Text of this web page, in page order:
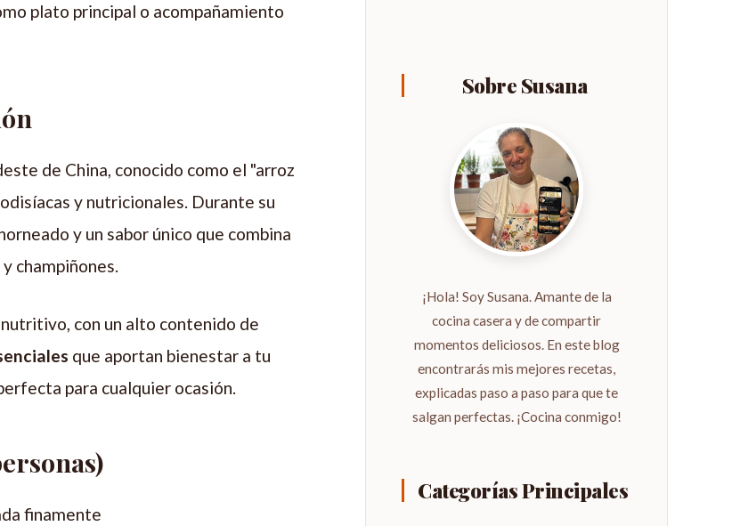
plato principal o acompañamiento
de China, conocido como el "arroz
y nutricionales. Durante su
y un sabor único que combina
champiñones.
con un alto contenido de
que aportan bienestar a tu
para cualquier ocasión.
finamente
Sobre Susana
¡Hola! Soy Susana. Amante de la
cocina casera y de compartir
momentos deliciosos. En este blog
encontrarás mis mejores recetas,
explicadas paso a paso para que te
salgan perfectas. ¡Cocina conmigo!
Categorías Principales